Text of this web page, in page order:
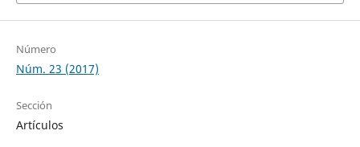
Número
Núm. 23 (2017)
Sección
Artículos